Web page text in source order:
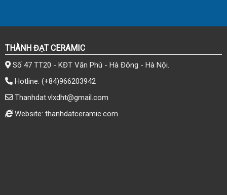
THÀNH ĐẠT CERAMIC
Số 47 TT20 - KĐT Văn Phú - Hà Đông - Hà Nội.
Hotline: (+84)966203942
Thanhdat.vlxdht@gmail.com
Website: thanhdatceramic.com